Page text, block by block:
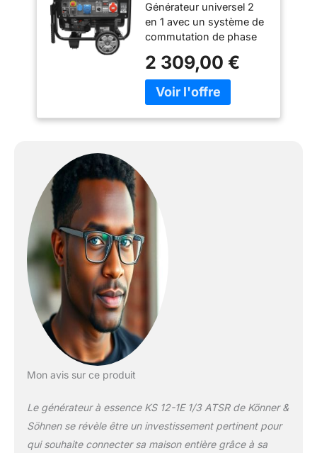
max 11,25kVA,
moteur EURO V,
possibilité de
connecter unité
ATS, déma manuel /
électrique, prises
1x32A (400V),
Générateur universel 2
en 1 avec un système de
commutation de phase
Transfer Switch) - avec
presque la même
puissance pour les
répond à toutes les
normes de qualité
aucun dommage et
garantit un travail fiable à
commutateur du type de
tension 230V / 400V,
des prises Schuko230V /
2 309,00 €
Mon avis sur ce produit
Le générateur à essence KS 12-1E 1/3 ATSR de Könner &
Söhnen se révèle être un investissement pertinent pour
qui souhaite connecter sa maison entière grâce à sa